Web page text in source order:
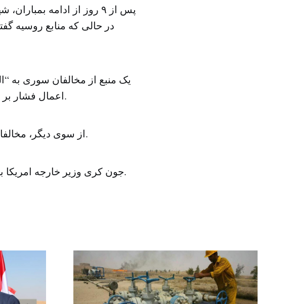
پس از ۹ روز از ادامه
در حالی که منابع روسیه
یک منبع از مخالفان سوری به
اعمال فشار بر روس ها برای الحاق حلب در آتش بس موقت وجود دارد.
از سوی دیگر، مخالفان سوری به توافق اتش بس در دمشق ولاذقیه رد کردند.
جون کری وزیر خارجه امریکا برای دیدار همتای وی عربستان سعودی واردنی می رسد.